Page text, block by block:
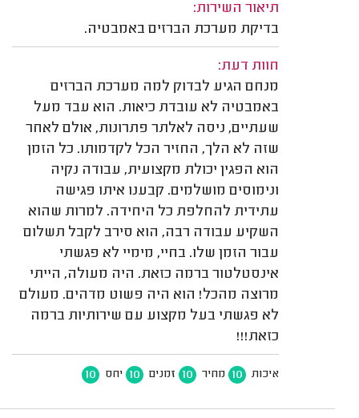
תיאור השירות:
בדיקת מערכת הברזים באמבטיה.
חוות דעת:
מנחם הגיע לבדוק למה מערכת הברזים
באמבטיה לא עובדת כיאות. הוא עבד מעל
שעתיים, ניסה לאלתר פתרונות, אולם לאחר
שזה לא הלך, החזיר הכל לקדמותו. כל הזמן
הוא הפגין יכולת מקצועית, עבודה נקיה
ונימוסים מושלמים. קבענו איתו פגישה
עתידית להחלפת כל היחידה. למרות שהוא
השקיע עבודה רבה, הוא סירב לקבל תשלום
עבור הזמן שלו. בחיי, מימיי לא פגשתי
אינסטלטור ברמה כזאת. היה מעולה, הייתי
מרוצה מהכל! הוא היה פשוט מדהים. מעולם
לא פגשתי בעל מקצוע עם שירותיות ברמה
כזאת!!!
איכות 10 מחיר 10 זמנים 10 יחס 10